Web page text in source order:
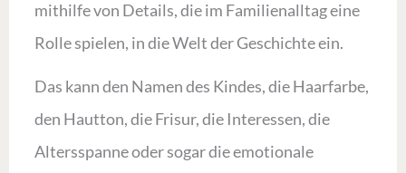
mithilfe von Details, die im Familienalltag eine
Rolle spielen, in die Welt der Geschichte ein.
Das kann den Namen des Kindes, die Haarfarbe,
den Hautton, die Frisur, die Interessen, die
Altersspanne oder sogar die emotionale